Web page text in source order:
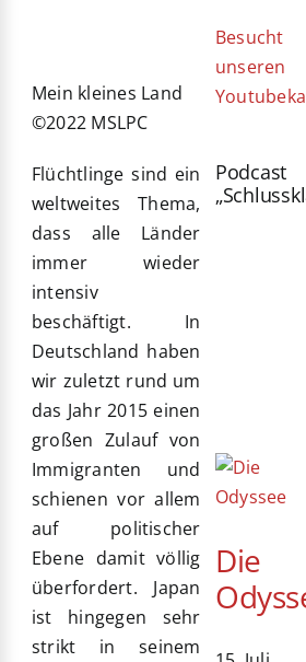
Mein kleines Land
©2022 MSLPC
Flüchtlinge sind ein
weltweites Thema,
dass alle Länder
immer wieder
intensiv
beschäftigt. In
Deutschland haben
wir zuletzt rund um
das Jahr 2015 einen
großen Zulauf von
Immigranten und
schienen vor allem
auf politischer
Ebene damit völlig
überfordert. Japan
ist hingegen sehr
strikt in seinem
Besucht
unseren
Podcast
Die